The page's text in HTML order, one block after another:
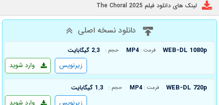
لینک های دانلود فیلم The Choral 2025
دانلود نسخه اصلی
WEB-DL 1080p فرمت : MP4 حجم : 2.3 گیگابایت
وارد شوید زیرنویس
WEB-DL 720p فرمت : MP4 حجم : 1.3 گیگابایت
وارد شوید زیرنویس